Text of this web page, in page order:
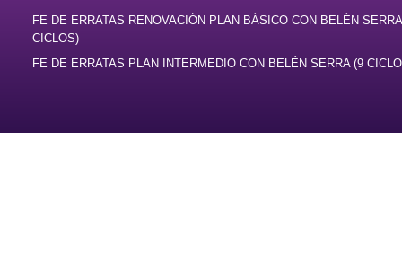
FE DE ERRATAS RENOVACIÓN PLAN BÁSICO CON BELÉN
CICLOS)
FE DE ERRATAS PLAN INTERMEDIO CON BELÉN SERRA (9